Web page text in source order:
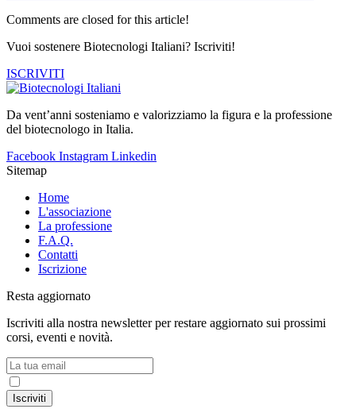
Comments are closed for this article!
Vuoi sostenere Biotecnologi Italiani? Iscriviti!
ISCRIVITI
Da vent’anni sosteniamo e valorizziamo la figura e la professione
del biotecnologo in Italia.
Facebook Instagram Linkedin
Sitemap
Home
L'associazione
La professione
F.A.Q.
Contatti
Iscrizione
Resta aggiornato
Iscriviti alla nostra newsletter per restare aggiornato sui prossimi
corsi, eventi e novità.
Iscriviti